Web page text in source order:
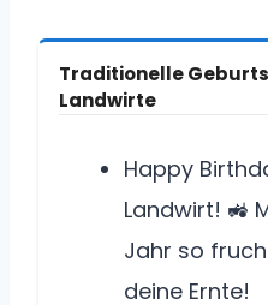
Traditionelle
Landwirte
Happy
Landwirt! 🚜
Jahr so
deine Ernte!